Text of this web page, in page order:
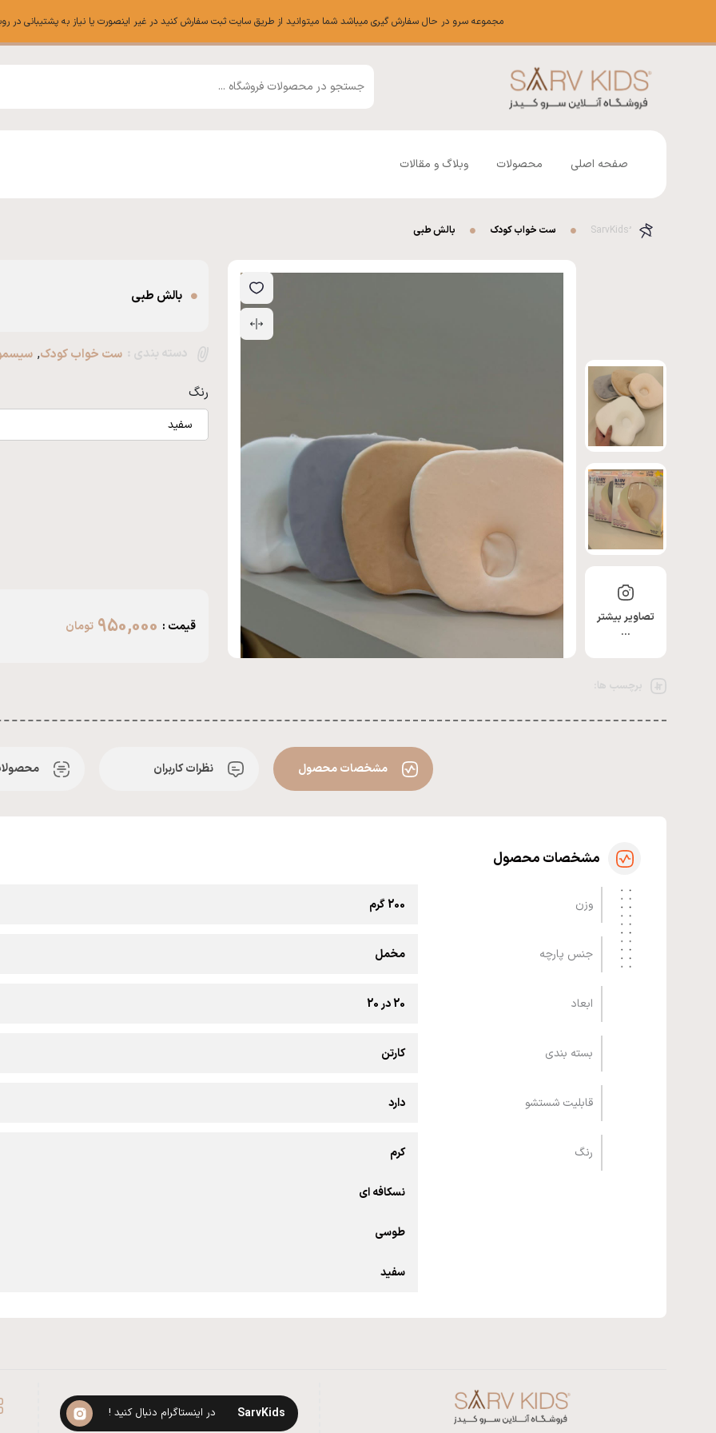
مجموعه سرو در حال سفارش گیری میباشد شما میتوانید از طریق سایت ثبت سفارش کنید در غیر اینصورت یا نیاز به پشتیبانی در روبیکا
صفحه اصلی محصولات وبلاگ و مقالات
ست خواب کودک بالش طبی
تصاویر بیشتر
…
بالش طبی
دسته بندی : ست خواب کودک,
رنگ
سفید
قیمت : 950,000 تومان
برچسب ها:
مشخصات محصول نظرات کاربران
مشخصات محصول
وزن 200 گرم
جنس پارچه مخمل
ابعاد 20 در 20
بسته بندی کارتن
قابلیت شستشو دارد
رنگ کرم
نسکافه ای
طوسی
سفید
SarvKids در اینستاگرام دنبال کنید !